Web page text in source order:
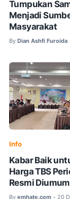
Tumpukan
Menjadi
Masyarakat
By Dian Ashfi Furoida
Info
Kabar Baik
Harga TBS
Resmi
By emhate.com • 20